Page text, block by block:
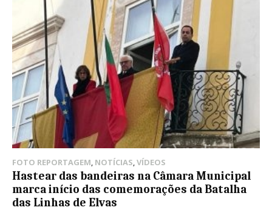
FOTO REPORTAGEM, NOTÍCIAS,VÍDEOS
Hastear das bandeiras na Câmara Municipal
marca início das comemorações da Batalha
das Linhas de Elvas